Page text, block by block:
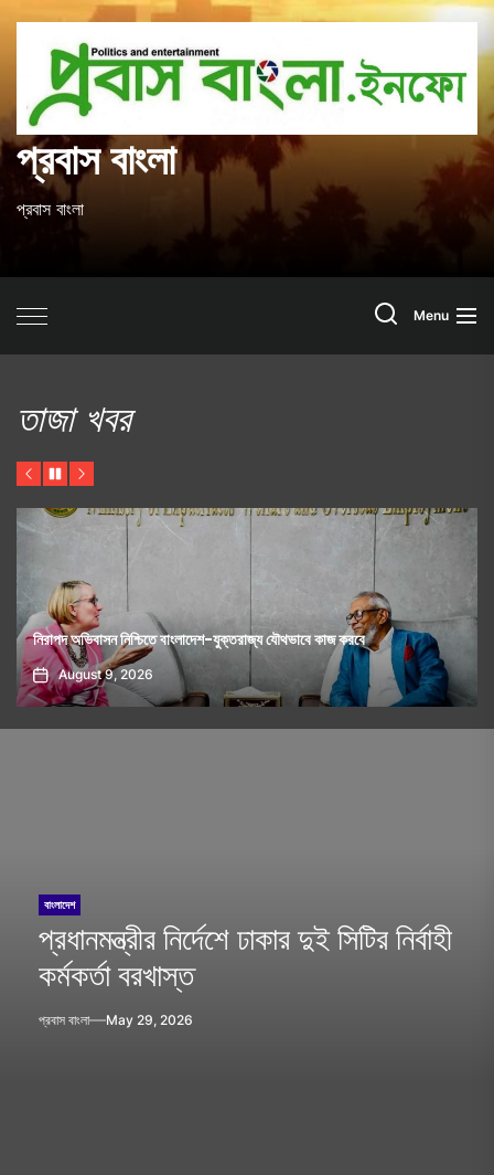
content
প্রবাস বাংলা
প্রবাস বাংলা
SearchMenu
তাজা খবর
Previous
PauseNext
করবে হেফাজত আমিরের সঙ্গে প্রধানমন্ত্রীর সাক্ষাৎ
August 9, 2026
বাংলাদেশ
প্রধানমন্ত্রীর নির্দেশে ঢাকার দুই সিটির নির্বাহী
কর্মকর্তা বরখাস্ত
প্রবাস বাংলা May 29, 2026